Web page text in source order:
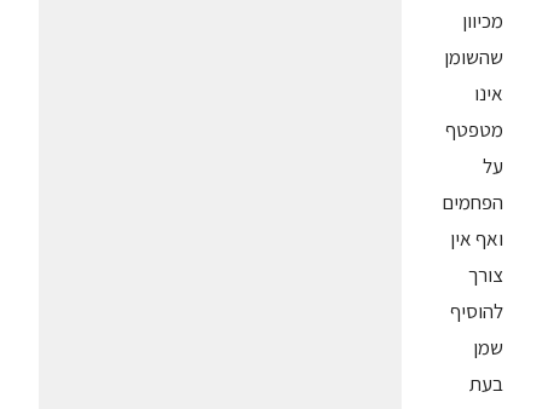
מכיוון
שהשומן
אינו
מטפטף
על
הפחמים
ואף אין
צורך
להוסיף
שמן
בעת